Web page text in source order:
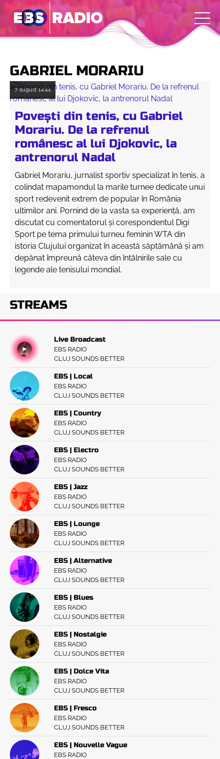
GABRIEL MORARIU
7 august14:44
Povești din tenis, cu Gabriel
Morariu. De la refrenul
românesc al lui Djokovic, la
antrenorul Nadal
Gabriel Morariu, jurnalist sportiv specializat în tenis, a
colindat mapamondul la marile turnee dedicate unui
sport redevenit extrem de popular în România
ultimilor ani. Pornind de la vasta sa experiență, am
discutat cu comentatorul și corespondentul Digi
Sport pe tema primului turneu feminin WTA din
istoria Clujului organizat în această săptămână și am
depănat împreună câteva din întâlnirile sale cu
legende ale tenisului mondial.
STREAMS
Live Broadcast
EBS RADIO
CLUJ SOUNDS BETTER
EBS | Local
EBS RADIO
CLUJ SOUNDS BETTER
EBS | Country
EBS RADIO
CLUJ SOUNDS BETTER
EBS | Electro
EBS RADIO
CLUJ SOUNDS BETTER
EBS | Jazz
EBS RADIO
CLUJ SOUNDS BETTER
EBS | Lounge
EBS RADIO
CLUJ SOUNDS BETTER
EBS | Alternative
EBS RADIO
CLUJ SOUNDS BETTER
EBS | Blues
EBS RADIO
CLUJ SOUNDS BETTER
EBS | Nostalgie
EBS RADIO
CLUJ SOUNDS BETTER
EBS | Dolce Vita
EBS RADIO
CLUJ SOUNDS BETTER
EBS | Fresco
EBS RADIO
CLUJ SOUNDS BETTER
EBS | Nouvelle Vague
EBS RADIO